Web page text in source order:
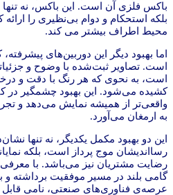
باکس فلزی آن است. این باکس، نه
بلکه استحکام و دوام بی‌نظیری را ارائه
محیط اطراف بیشتر می کند.
اما بهبود دیگر این دوربین‌های
است. تصاویر ثبت‌شده با وضوح و
است، به نحوی که هر رنگ با دقت و
کشیده می‌شود. این بهبود چشمگیر در
واقعی‌تر از همیشه نمایش می‌دهد و
به ارمغان می‌آورد.
این دو بهبود مکمل یکدیگر، نه تنها
رسااندیشان موج پرداز است، بلکه
رضایت مشتریان نیز می‌باشد. با
گامی بلند در مسیر موفقیت برداشته و
عرصه‌ی فناوری‌های صنعتی، نامی قابل